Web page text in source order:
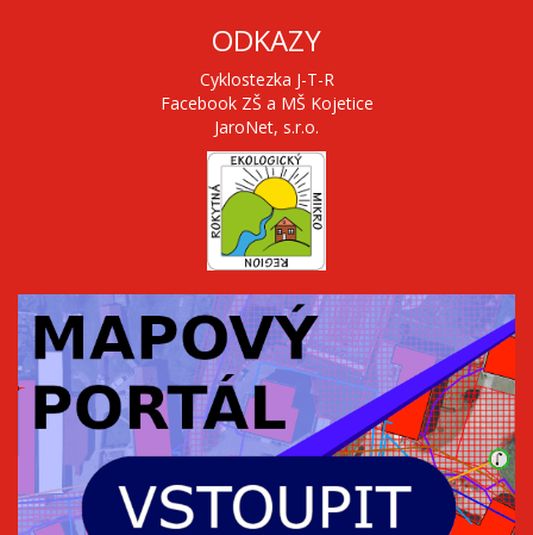
ODKAZY
Cyklostezka J-T-R
Facebook ZŠ a MŠ Kojetice
JaroNet, s.r.o.